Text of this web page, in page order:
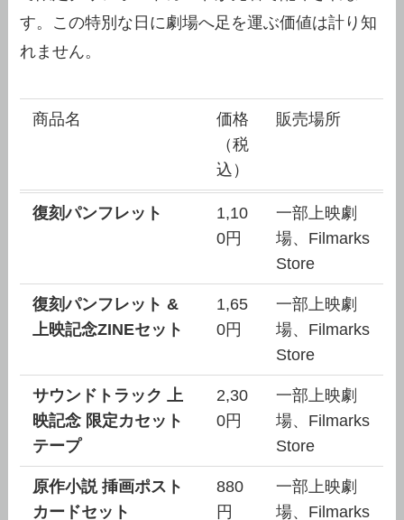
す。この特別な日に劇場へ足を運ぶ価値は計り知
れません。
商品名
価格
（税
込）
販売場所
復刻パンフレット
1,10
0円
一部上映劇
場、Filmarks
Store
復刻パンフレット &
上映記念ZINEセット
1,65
0円
一部上映劇
場、Filmarks
Store
サウンドトラック 上
映記念 限定カセット
テープ
2,30
0円
一部上映劇
場、Filmarks
Store
原作小説 挿画ポスト
カードセット
880
円
一部上映劇
場、Filmarks